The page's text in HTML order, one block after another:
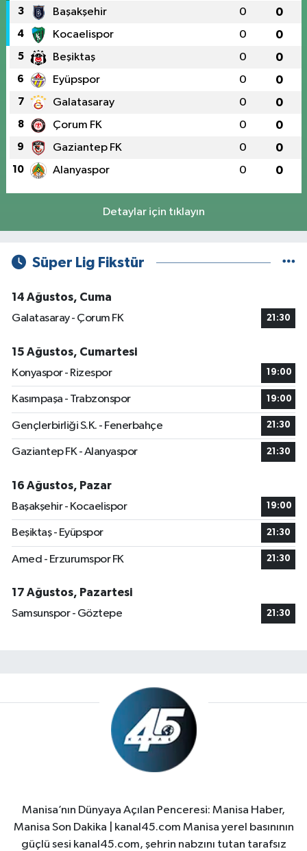
3 Başakşehir 0 0
4 Kocaelispor 0 0
5 Beşiktaş 0 0
6 Eyüpspor 0 0
7 Galatasaray 0 0
8 Çorum FK 0 0
9 Gaziantep FK 0 0
10 Alanyaspor 0 0
Detaylar için tıklayın
Süper Lig Fikstür
14 Ağustos, Cuma
Galatasaray - Çorum FK
21:30
15 Ağustos, Cumartesi
Konyaspor - Rizespor
19:00
Kasımpaşa - Trabzonspor 19:00
Gençlerbirliği S.K. - Fenerbahçe 21:30
Gaziantep FK - Alanyaspor 21:30
16 Ağustos, Pazar
Başakşehir - Kocaelispor
19:00
Beşiktaş - Eyüpspor 21:30
Amed - Erzurumspor FK 21:30
17 Ağustos, Pazartesi
Samsunspor - Göztepe
21:30
Manisa’nın Dünyaya Açılan Penceresi: Manisa Haber,
Manisa Son Dakika | kanal45.com Manisa yerel basınının
güçlü sesi kanal45.com, şehrin nabzını tutan tarafsız